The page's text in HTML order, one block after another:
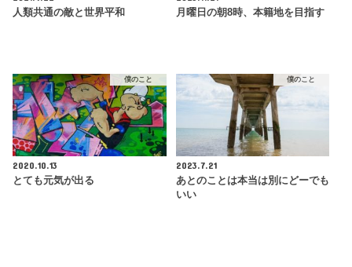
人類共通の敵と世界平和
月曜日の朝8時、本籍地を目指す
僕のこと
2020.10.13
とても元気が出る
僕のこと
2023.7.21
あとのことは本当は別にどーでも
いい